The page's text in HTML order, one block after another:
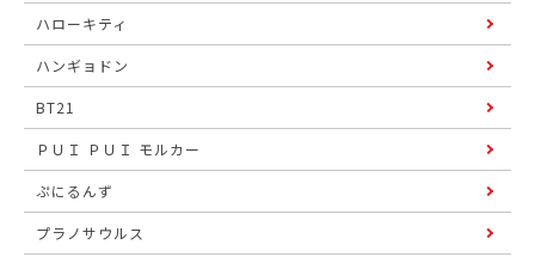
ハローキティ
ハンギョドン
BT21
ＰＵＩ ＰＵＩ モルカー
ぷにるんず
プラノサウルス